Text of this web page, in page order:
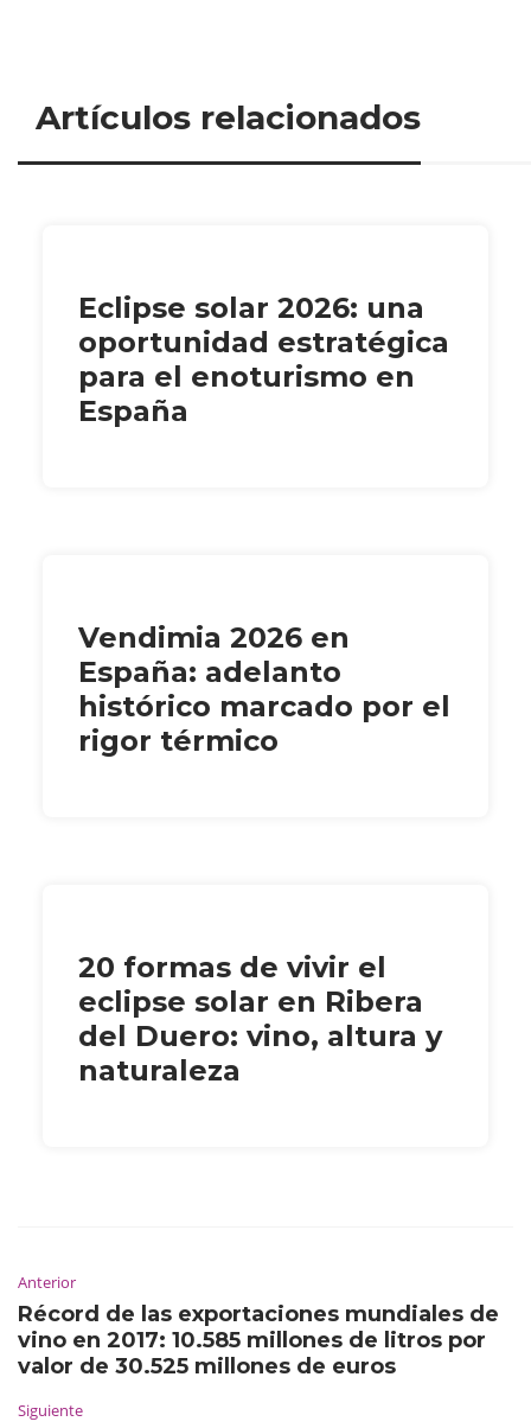
Artículos relacionados
Eclipse solar 2026: una
oportunidad estratégica
para el enoturismo en
España
Vendimia 2026 en
España: adelanto
histórico marcado por el
rigor térmico
20 formas de vivir el
eclipse solar en Ribera
del Duero: vino, altura y
naturaleza
Anterior
Récord de las exportaciones mundiales de
vino en 2017: 10.585 millones de litros por
valor de 30.525 millones de euros
Siguiente